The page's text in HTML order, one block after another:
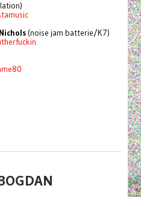
(noise jam batterie/K7)